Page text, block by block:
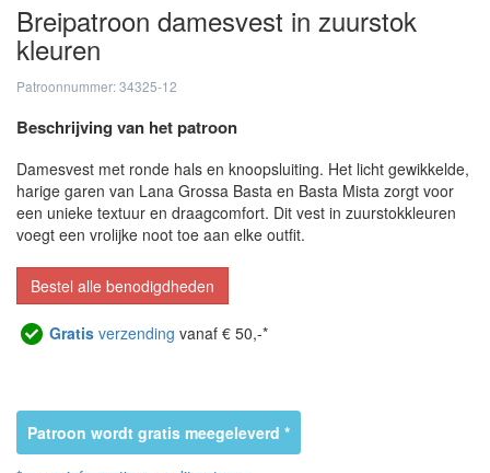
Breipatroon damesvest in zuurstok
kleuren
Patroonnummer: 34325-12
Beschrijving van het patroon
Damesvest met ronde hals en knoopsluiting. Het licht gewikkelde,
harige garen van Lana Grossa Basta en Basta Mista zorgt voor
een unieke textuur en draagcomfort. Dit vest in zuurstokkleuren
voegt een vrolijke noot toe aan elke outfit.
Bestel alle benodigdheden
Gratis verzending vanaf € 50,-*
Patroon wordt gratis meegeleverd *